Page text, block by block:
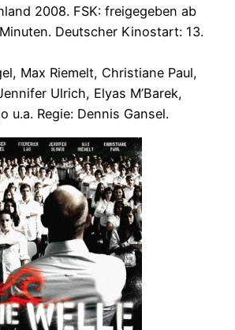
2008. FSK: freigegeben ab
Deutscher Kinostart: 13.
Max Riemelt, Christiane Paul,
Ulrich, Elyas M’Barek,
u.a. Regie: Dennis Gansel.